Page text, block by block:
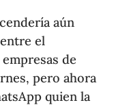
aún
el
de
pero ahora
quien la